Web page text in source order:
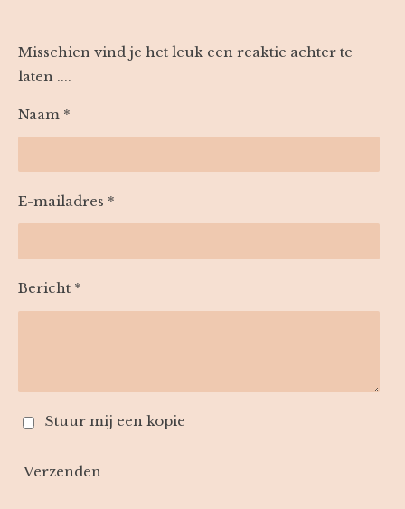
Misschien vind je het leuk een reaktie achter te
laten ....
Naam *
E-mailadres *
Bericht *
Stuur mij een kopie
Verzenden